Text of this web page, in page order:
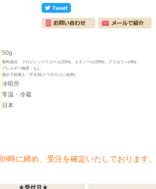
50g
香料成分、プロピレングリコール(31%)、エタノール(25%)、グリセリン(4%)
アレルギー物質：なし
遺伝子組換え：不分別(トウモロコシ由来)
冷暗所
常温・冷蔵
日本
時に締め、受注を確定いたしております。